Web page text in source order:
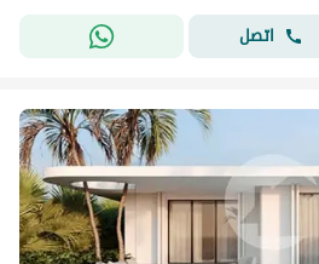
اتصل